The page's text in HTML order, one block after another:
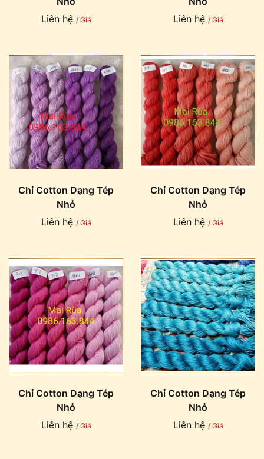
Liên hệ / Giá
Liên hệ / Giá
Chỉ Cotton Dạng Tép
Nhỏ
Liên hệ / Giá
Chỉ Cotton Dạng Tép
Nhỏ
Liên hệ / Giá
Chỉ Cotton Dạng Tép
Nhỏ
Liên hệ / Giá
Chỉ Cotton Dạng Tép
Nhỏ
Liên hệ / Giá